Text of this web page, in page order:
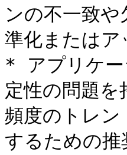
ンの不一致
準化または
* アプリケー
定性の問題
頻度のトレン
するための推